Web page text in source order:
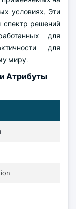
условиях. Эти
спектр решений
для
для
миру.
Атрибуты